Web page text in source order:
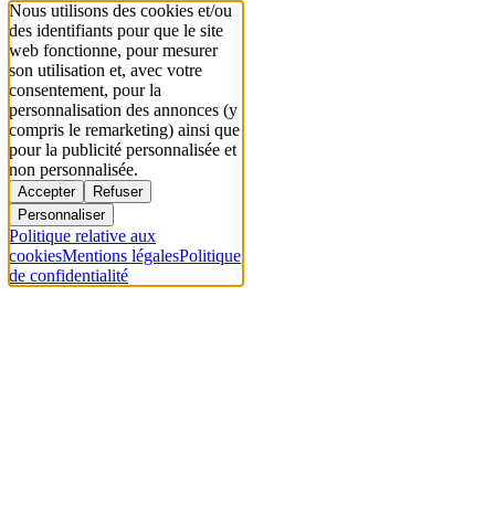
Nous utilisons des cookies et/ou
des identifiants pour que le site
web fonctionne, pour mesurer
son utilisation et, avec votre
consentement, pour la
personnalisation des annonces (y
compris le remarketing) ainsi que
pour la publicité personnalisée et
non personnalisée.
Accepter
Refuser
Personnaliser
Politique relative aux
cookiesMentions légalesPolitique
de confidentialité